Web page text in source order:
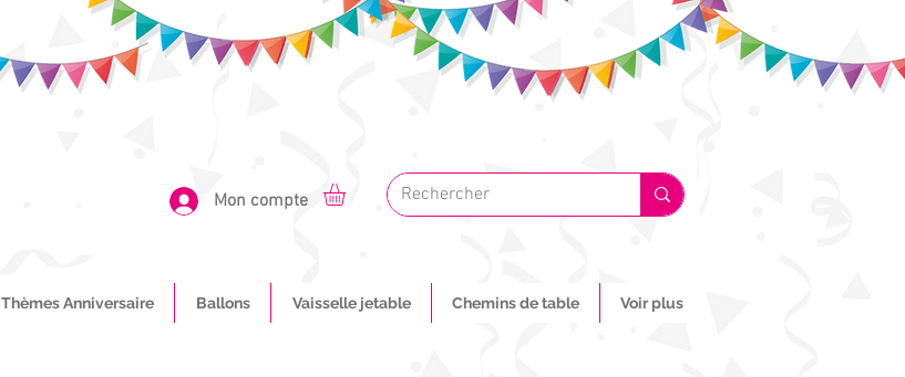
Mon compte
Thèmes Anniversaire Ballons Vaisselle jetable Chemins de table Voir plus